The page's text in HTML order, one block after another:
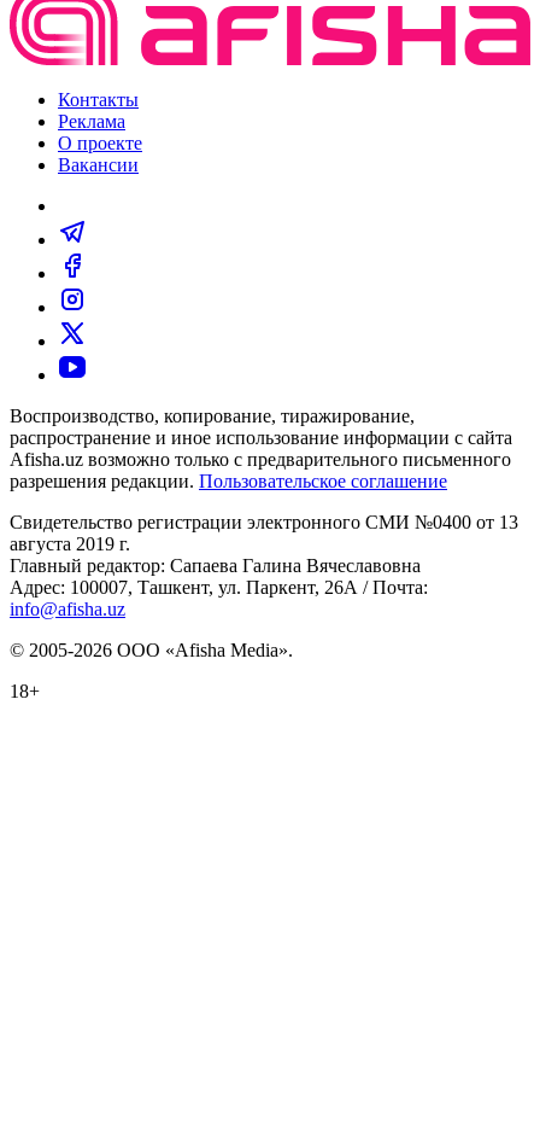
Контакты
Реклама
О проекте
Вакансии
Воспроизводство, копирование, тиражирование,
распространение и иное использование информации с сайта
Afisha.uz возможно только с предварительного письменного
разрешения редакции. Пользовательское соглашение
Свидетельство регистрации электронного СМИ №0400 от 13
августа 2019 г.
Главный редактор: Сапаева Галина Вячеславовна
Адрес: 100007, Ташкент, ул. Паркент, 26А / Почта:
info@afisha.uz
© 2005-2026 ООО «Afisha Media».
18+